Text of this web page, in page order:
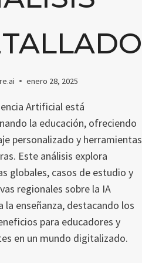
enero 28, 2025
Artificial está
la educación, ofreciendo
personalizado y herramientas
Este análisis explora
globales, casos de estudio y
regionales sobre la IA
la enseñanza, destacando los
para educadores y
en un mundo digitalizado.